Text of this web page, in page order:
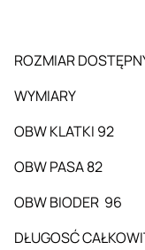
ROZMIAR
WYMIARY
OBW KLATKI 92
OBW PASA 82
OBW BIODER 96
DŁUGOSĆ